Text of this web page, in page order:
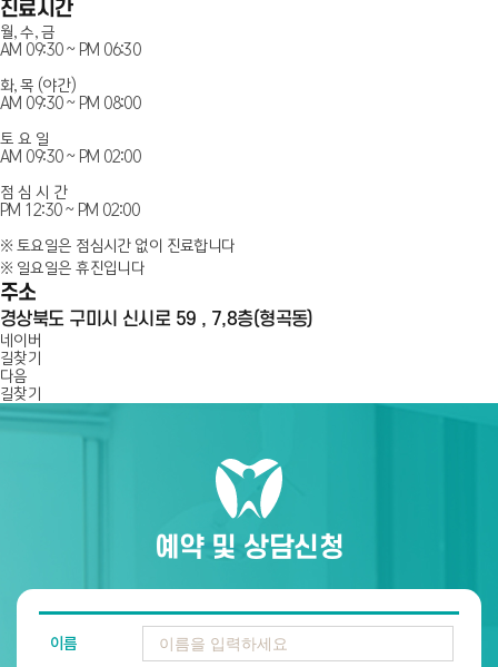
진료시간
월, 수, 금
AM 09:30 ~ PM 06:30
화, 목 (야간)
AM 09:30 ~ PM 08:00
토 요 일
AM 09:30 ~ PM 02:00
점 심 시 간
PM 12:30 ~ PM 02:00
※ 토요일은 점심시간 없이 진료합니다
※ 일요일은 휴진입니다
주소
경상북도 구미시 신시로 59 , 7,8층(형곡동)
네이버
길찾기
다음
길찾기
예약 및 상담신청
이름